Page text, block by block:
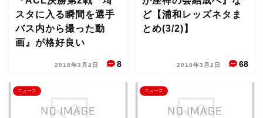
スタに入る瞬間を選手
バス内から撮った動
画』が格好良い
2018年3月2日 8
ど【浦和レッズネタま
とめ(3/2)】
2018年3月2日 68
ニュース ニュース